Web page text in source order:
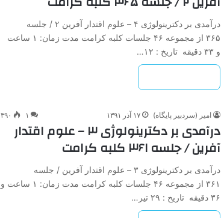
درآمدی بر دکترینولوژی ۴ – علوم اقتدار آفرین ۲ / جلسه
۳۶۵ از مجموعه ۴۶ جلسات کلبه کرامت مدت زمان: ۱ ساعت
و ۳۳ دقیقه تاریخ : ۱۲…
امیر (سردبیر پایگاه) ۱۷ آذر ۱۳۹۱ ۱ ۳۹۰
درآمدی بر دکترینولوژی ۳ – علوم اقتدار
آفرین / جلسه ۳۶۱ کلبه کرامت
درآمدی بر دکترینولوژی ۳ – علوم اقتدار آفرین / جلسه
۳۶۱ از مجموعه ۴۶ جلسات کلبه کرامت مدت زمان: ۱ ساعت و
۳۶ دقیقه تاریخ : ۲۹ تیر…